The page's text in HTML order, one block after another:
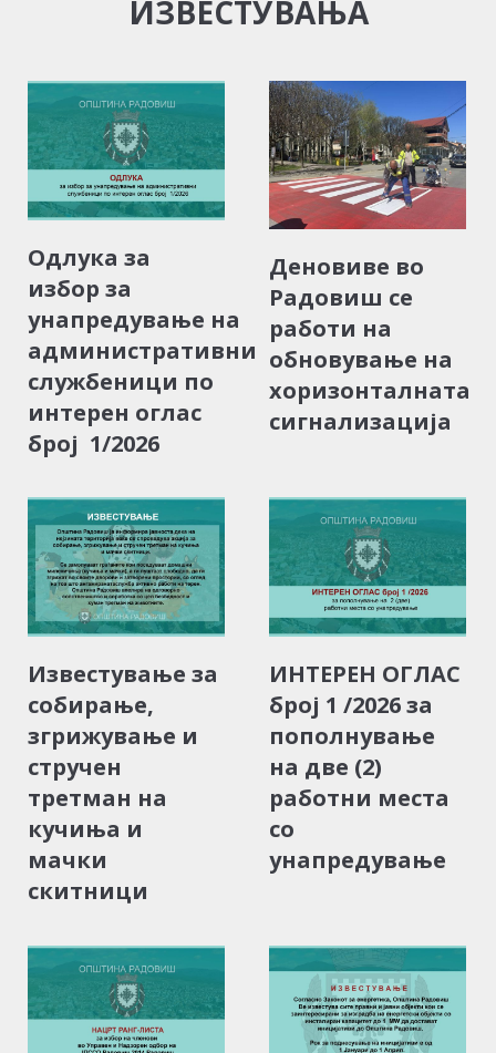
ИЗВЕСТУВАЊА
Одлука за
избор за
унапредување на
административни
службеници по
интерен оглас
број 1/2026
Деновиве во
Радовиш се
работи на
обновување на
хоризонталната
сигнализација
Известување за
собирање,
згрижување и
стручен
третман на
кучиња и
мачки
скитници
ИНТЕРЕН ОГЛАС
број 1 /2026 за
пополнување
на две (2)
работни места
со
унапредување